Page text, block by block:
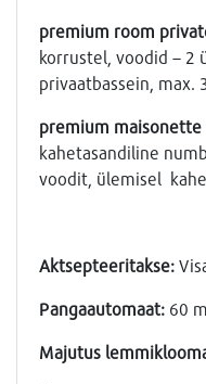
premium room
korrustel, voodid – 2
privaatbassein, max.
premium maisonette
kahetasandiline
voodit, ülemisel
Aktsepteeritakse:
Pangaautomaat: 60
Majutus